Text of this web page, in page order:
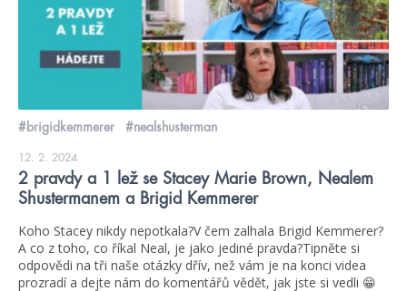
#brigidkemmerer #nealshusterman
12. 2. 2024
2 pravdy a 1 lež se Stacey Marie Brown, Nealem
Shustermanem a Brigid Kemmerer
Koho Stacey nikdy nepotkala?V čem zalhala Brigid Kemmerer?
A co z toho, co říkal Neal, je jako jediné pravda?Tipněte si
odpovědi na tři naše otázky dřív, než vám je na konci videa
prozradí a dejte nám do komentářů vědět, jak jste si vedli 😁